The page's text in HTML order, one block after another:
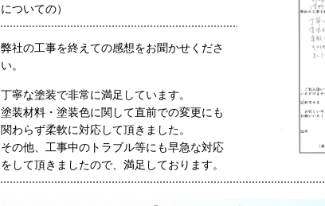
についての）
弊社の工事を終えての感想をお聞かせくださ
い。
丁寧な塗装で非常に満足しています。
塗装材料・塗装色に関して直前での変更にも
関わらず柔軟に対応して頂きました。
その他、工事中のトラブル等にも早急な対応
をして頂きましたので、満足しております。